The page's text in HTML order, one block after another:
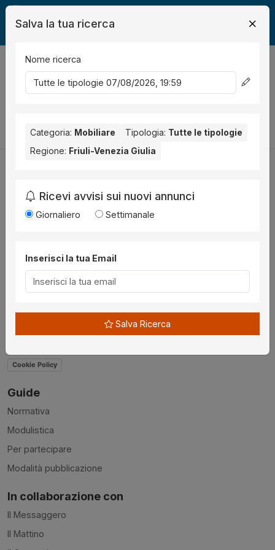
Legalmente Mobili
risultati Ordina per
Utilità
News
Contatti
Cookie Policy
Guide
Normativa
Modulistica
Per partecipare
Modalità pubblicazione
In collaborazione con
Il Messaggero
Il Mattino
Salva la tua ricerca
Nome ricerca
Categoria: Mobiliare Tipologia: Tutte le tipologie
Regione: Friuli-Venezia Giulia
Ricevi avvisi sui nuovi annunci
Giornaliero Settimanale
Inserisci la tua Email
Salva Ricerca